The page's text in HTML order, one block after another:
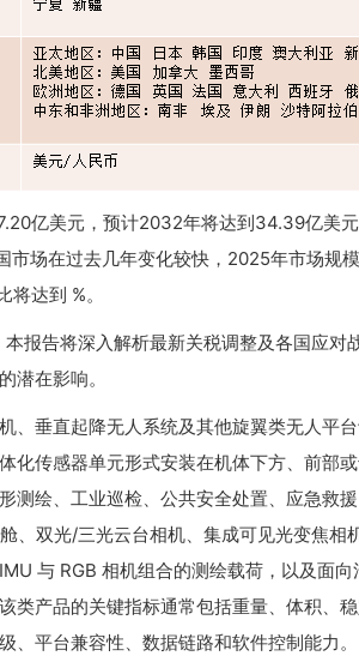
亿美元，预计2032年将达到34.39亿美
市场在过去几年变化较快，2025年市场规
达到 %。
报告将深入解析最新关税调整及各国应对
潜在影响。
、垂直起降无人系统及其他旋翼类无人平
化传感器单元形式安装在机体下方、前部
测绘、工业巡检、公共安全处置、应急救
双光/三光云台相机、集成可见光变焦相
与 RGB 相机组合的测绘载荷，以及面
类产品的关键指标通常包括重量、体积、
平台兼容性、数据链路和软件控制能力。